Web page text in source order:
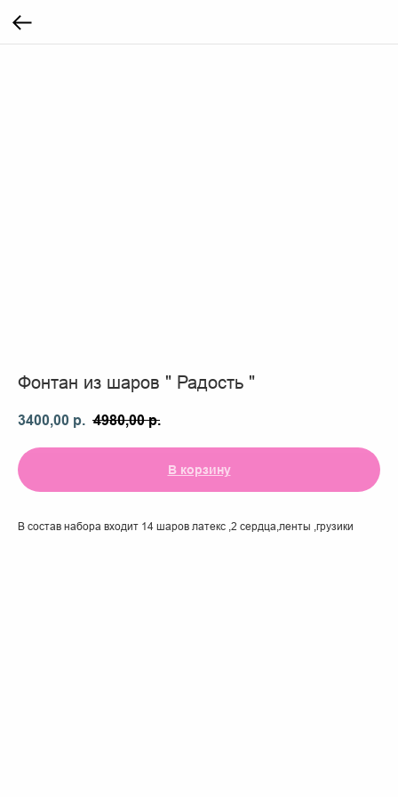
Фонтан из шаров " Радость "
3400,00 р. 4980,00 р.
В корзину
В состав набора входит 14 шаров латекс ,2 сердца,ленты ,грузики